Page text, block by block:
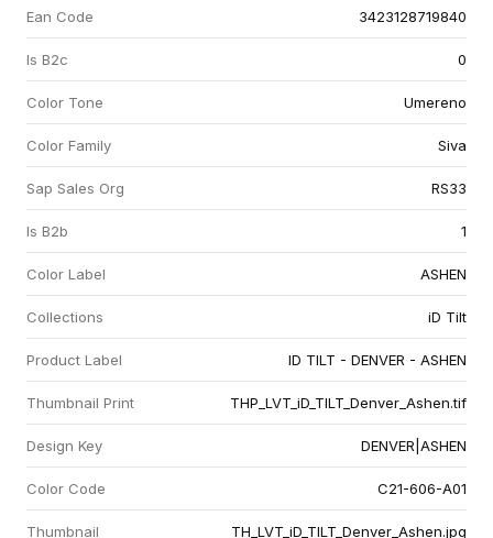
Ean Code 3423128719840
Is B2c 0
Color Tone Umereno
Color Family Siva
Sap Sales Org RS33
Is B2b 1
Color Label ASHEN
Collections iD Tilt
Product Label ID TILT - DENVER - ASHEN
Thumbnail Print THP_LVT_iD_TILT_Denver_Ashen.tif
Design Key DENVER|ASHEN
Color Code C21-606-A01
Thumbnail TH_LVT_iD_TILT_Denver_Ashen.jpg